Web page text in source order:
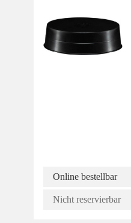
Online bestellbar
Nicht reservierbar